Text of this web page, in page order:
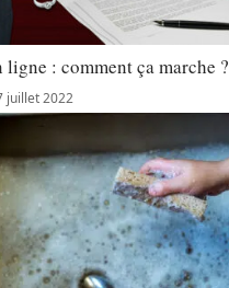
ligne : comment ça marche ?
juillet 2022